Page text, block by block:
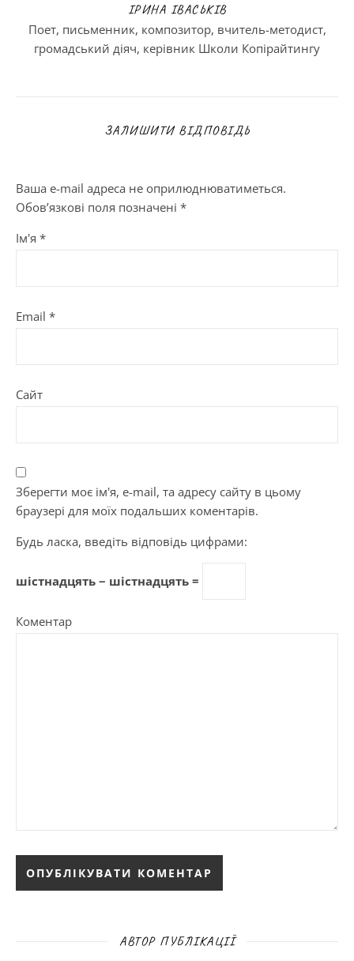
ІРИНА ІВАСЬКІВ
Поет, письменник, композитор, вчитель-методист,
громадський діяч, керівник Школи Копірайтингу
ЗАЛИШИТИ ВІДПОВІДЬ
Ваша e-mail адреса не оприлюднюватиметься.
Обов’язкові поля позначені *
Ім'я *
Email *
Сайт
Зберегти моє ім'я, e-mail, та адресу сайту в цьому
браузері для моїх подальших коментарів.
Будь ласка, введіть відповідь цифрами:
шістнадцять − шістнадцять =
Коментар
АВТОР ПУБЛІКАЦІЇ